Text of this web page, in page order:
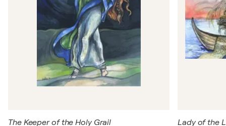
The Keeper of the Holy Grail Lady of the